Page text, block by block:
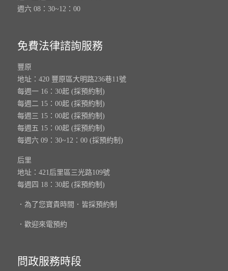
週六 08：30~12：00
免費法律諮詢服務
豐原
地址：420 豐原區大明路236巷11號
每週一 16：30起 (採預約制)
每週二 15：00起 (採預約制)
每週三 15：00起 (採預約制)
每週五 15：00起 (採預約制)
每週六 09：30~12：00 (採預約制)
后里
地址：421后里區三光路109號
每週四 18：30起 (採預約制)
．為了您寶貴時間．皆採預約制
．歡迎來電預約
問政服務時段